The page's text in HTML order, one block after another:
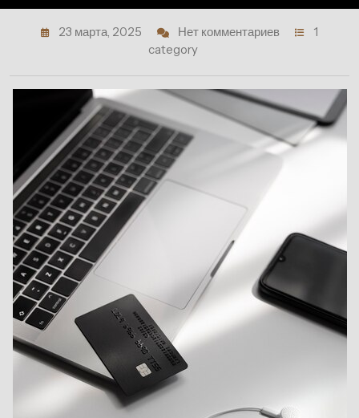
23 марта, 2025 Нет комментариев
1
category